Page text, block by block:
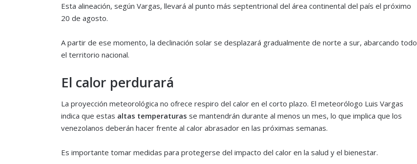
Esta alineación, según Vargas, llevará al punto más septentrional del área continental del país el próximo
20 de agosto.
A partir de ese momento, la declinación solar se desplazará gradualmente de norte a sur, abarcando todo
el territorio nacional.
El calor perdurará
La proyección meteorológica no ofrece respiro del calor en el corto plazo. El meteorólogo Luis Vargas
indica que estas altas temperaturas se mantendrán durante al menos un mes, lo que implica que los
venezolanos deberán hacer frente al calor abrasador en las próximas semanas.
Es importante tomar medidas para protegerse del impacto del calor en la salud y el bienestar.